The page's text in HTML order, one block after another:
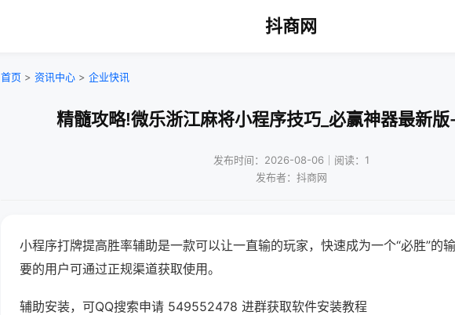
抖商网
首页 > 资讯中心 > 企业快讯
精髓攻略!微乐浙江麻将小程序技巧_必赢神器最新
发布时间：2026-08-06｜阅读：1
发布者：抖商网
小程序打牌提高胜率辅助是一款可以让一直输的玩家，快速成为一个“必胜”的
要的用户可通过正规渠道获取使用。
辅助安装，可QQ搜索申请 549552478 进群获取软件安装教程